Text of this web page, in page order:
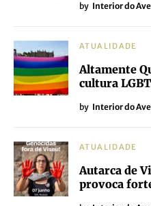
by Interior do
ATUALIDADE
Altamente
cultura
by Interior do
ATUALIDADE
Autarca de
provoca